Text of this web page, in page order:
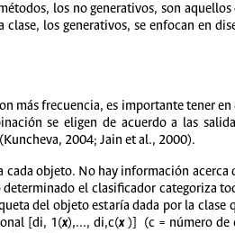
los no generativos, son
los generativos, se enfocan en
más frecuencia, es importante tener
se eligen de acuerdo a las
2004; Jain et al., 2000).
objeto. No hay información acerca
el clasificador categoriza
del objeto estaría dada por la
[di, 1(x),..., di,c(x)] (c = número de